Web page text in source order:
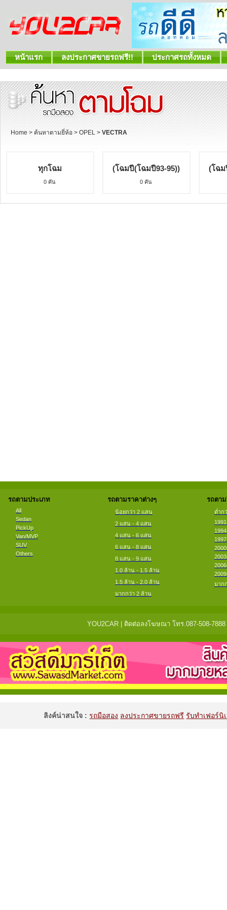
หน้าแรก ลงประกาศขายรถฟรี!! ประกาศรถทั้งหมด
Home > ค้นหาตามยี่ห้อ > OPEL > VECTRA
ทุกโฉม
0 คัน
(โฉมปี(โฉมปี93-95))
0 คัน
(โฉม
รถตามประเภท
All
Sedan
PickUp
Van/MVP
SUV
Others
รถตามราคาต่างๆ
น้อยกว่า 2 แสน
2 แสน - 4 แสน
4 แสน - 6 แสน
6 แสน - 8 แสน
8 แสน - 9 แสน
1.0 ล้าน - 1.5 ล้าน
1.5 ล้าน - 2.0 ล้าน
มากกว่า 2 ล้าน
รถตา
ต่ำก
มาก
YOU2CAR | ติดต่อลงโฆษณา โทร.087-508-
ลิงค์น่าสนใจ :รถมือสอง ลงประกาศขายรถฟรี รับทำเฟอร์นิ